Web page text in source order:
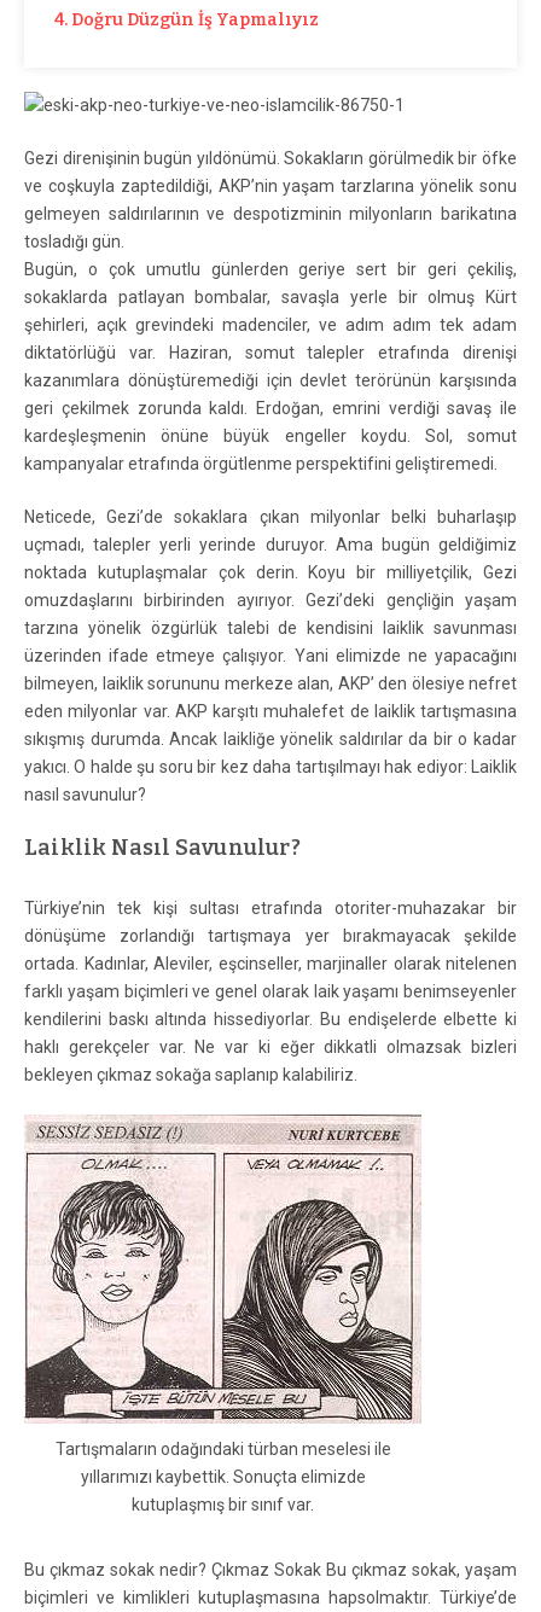
4. Doğru Düzgün İş Yapmalıyız
Gezi direnişinin bugün yıldönümü. Sokakların görülmedik bir öfke
ve coşkuyla zaptedildiği, AKP’nin yaşam tarzlarına yönelik sonu
gelmeyen saldırılarının ve despotizminin milyonların barikatına
tosladığı gün.
Bugün, o çok umutlu günlerden geriye sert bir geri çekiliş,
sokaklarda patlayan bombalar, savaşla yerle bir olmuş Kürt
şehirleri, açık grevindeki madenciler, ve adım adım tek adam
diktatörlüğü var. Haziran, somut talepler etrafında direnişi
kazanımlara dönüştüremediği için devlet terörünün karşısında
geri çekilmek zorunda kaldı. Erdoğan, emrini verdiği savaş ile
kardeşleşmenin önüne büyük engeller koydu. Sol, somut
kampanyalar etrafında örgütlenme perspektifini geliştiremedi.
Neticede, Gezi’de sokaklara çıkan milyonlar belki buharlaşıp
uçmadı, talepler yerli yerinde duruyor. Ama bugün geldiğimiz
noktada kutuplaşmalar çok derin. Koyu bir milliyetçilik, Gezi
omuzdaşlarını birbirinden ayırıyor. Gezi’deki gençliğin yaşam
tarzına yönelik özgürlük talebi de kendisini laiklik savunması
üzerinden ifade etmeye çalışıyor. Yani elimizde ne yapacağını
bilmeyen, laiklik sorununu merkeze alan, AKP’ den ölesiye nefret
eden milyonlar var. AKP karşıtı muhalefet de laiklik tartışmasına
sıkışmış durumda. Ancak laikliğe yönelik saldırılar da bir o kadar
yakıcı. O halde şu soru bir kez daha tartışılmayı hak ediyor: Laiklik
nasıl savunulur?
Laiklik Nasıl Savunulur?
Türkiye’nin tek kişi sultası etrafında otoriter-muhazakar bir
dönüşüme zorlandığı tartışmaya yer bırakmayacak şekilde
ortada. Kadınlar, Aleviler, eşcinseller, marjinaller olarak nitelenen
farklı yaşam biçimleri ve genel olarak laik yaşamı benimseyenler
kendilerini baskı altında hissediyorlar. Bu endişelerde elbette ki
haklı gerekçeler var. Ne var ki eğer dikkatli olmazsak bizleri
bekleyen çıkmaz sokağa saplanıp kalabiliriz.
Tartışmaların odağındaki türban meselesi ile
yıllarımızı kaybettik. Sonuçta elimizde
kutuplaşmış bir sınıf var.
Bu çıkmaz sokak nedir? Çıkmaz Sokak Bu çıkmaz sokak, yaşam
biçimleri ve kimlikleri kutuplaşmasına hapsolmaktır. Türkiye’de